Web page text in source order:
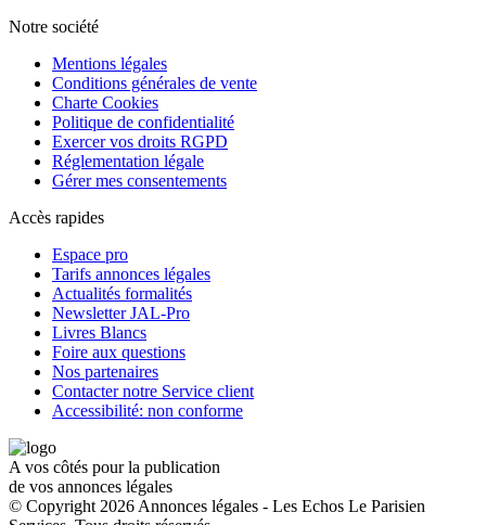
Notre société
Mentions légales
Conditions générales de vente
Charte Cookies
Politique de confidentialité
Exercer vos droits RGPD
Réglementation légale
Gérer mes consentements
Accès rapides
Espace pro
Tarifs annonces légales
Actualités formalités
Newsletter JAL-Pro
Livres Blancs
Foire aux questions
Nos partenaires
Contacter notre Service client
Accessibilité: non conforme
A vos côtés pour la publication
de vos annonces légales
© Copyright 2026 Annonces légales - Les Echos Le Parisien